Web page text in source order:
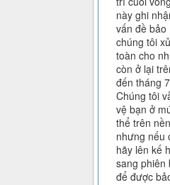
này ghi
vấn đề bảo
chúng tôi
toàn cho
còn ở lại
đến tháng
Chúng tôi
vệ bạn ở
thể trên
nhưng nếu
hãy lên kế
sang phiên
để được